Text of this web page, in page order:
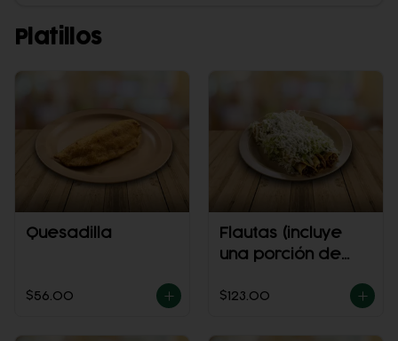
Platillos
Quesadilla
$56.00
Flautas (incluye
una porción de
$123.00